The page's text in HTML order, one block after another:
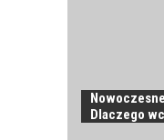
Dlaczego